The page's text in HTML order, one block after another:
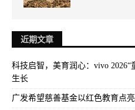
近期文章
科技启智，美育润心：vivo
生长
广发希望慈善基金以红色教育点